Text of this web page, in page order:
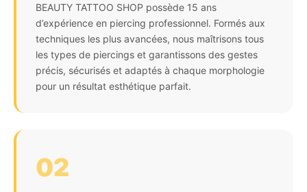
BEAUTY TATTOO SHOP possède 15 ans
d’expérience en piercing professionnel. Formés aux
techniques les plus avancées, nous maîtrisons tous
les types de piercings et garantissons des gestes
précis, sécurisés et adaptés à chaque morphologie
pour un résultat esthétique parfait.
02